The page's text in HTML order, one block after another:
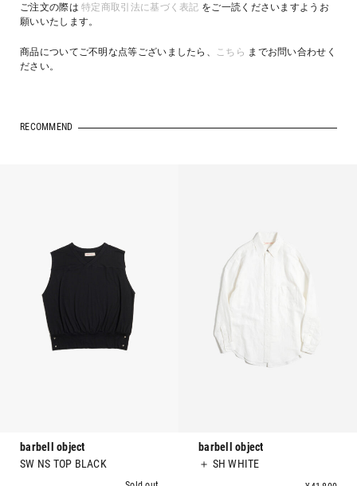
ご注文の際は特定商取引法に基づく表記 をご一読くださいますようお
願いいたします。
商品についてご不明な点等ございましたら、 こちら までお問い合わせく
ださい。
RECOMMEND
barbell object
SW NS TOP BLACK
barbell object
＋ SH WHITE